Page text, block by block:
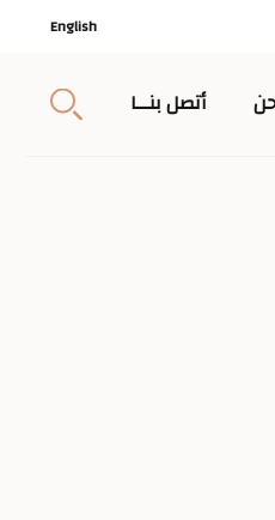
English
أتصل بنــا